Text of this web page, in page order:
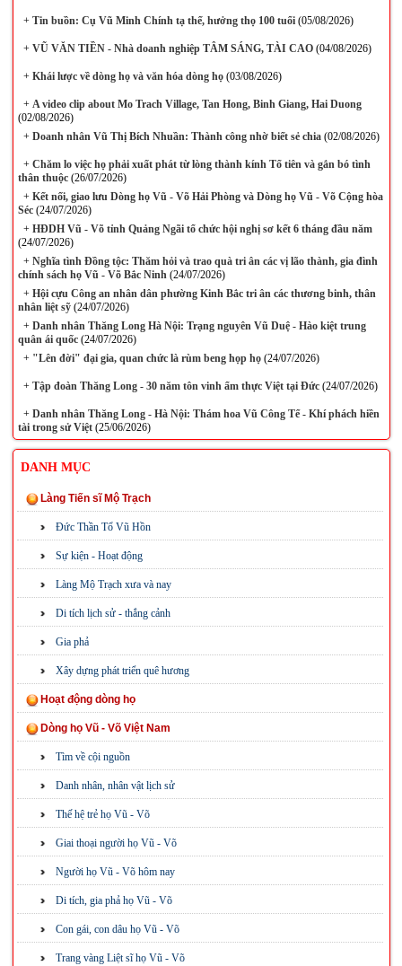
+Tin buồn: Cụ Vũ Minh Chính tạ thế, hưởng thọ 100 tuổi(05/08/2026)
+VŨ VĂN TIỀN - Nhà doanh nghiệp TÂM SÁNG, TÀI CAO(04/08/2026)
+Khái lược về dòng họ và văn hóa dòng họ(03/08/2026)
+A video clip about Mo Trach Village, Tan Hong, Binh Giang, Hai Duong
(02/08/2026)
+Doanh nhân Vũ Thị Bích Nhuần: Thành công nhờ biết sẻ chia(02/08/2026)
+Chăm lo việc họ phải xuất phát từ lòng thành kính Tổ tiên và gắn bó tình
thân thuộc(26/07/2026)
+Kết nối, giao lưu Dòng họ Vũ - Võ Hải Phòng và Dòng họ Vũ - Võ Cộng hòa
Séc(24/07/2026)
+HĐDH Vũ - Võ tỉnh Quảng Ngãi tổ chức hội nghị sơ kết 6 tháng đầu năm
(24/07/2026)
+Nghĩa tình Đồng tộc: Thăm hỏi và trao quà tri ân các vị lão thành, gia đình
chính sách họ Vũ - Võ Bắc Ninh(24/07/2026)
+Hội cựu Công an nhân dân phường Kinh Bắc tri ân các thương binh, thân
nhân liệt sỹ(24/07/2026)
+Danh nhân Thăng Long Hà Nội: Trạng nguyên Vũ Duệ - Hào kiệt trung
quân ái quốc(24/07/2026)
+"Lên đời" đại gia, quan chức là rùm beng họp họ(24/07/2026)
+Tập đoàn Thăng Long - 30 năm tôn vinh ẩm thực Việt tại Đức(24/07/2026)
+Danh nhân Thăng Long - Hà Nội: Thám hoa Vũ Công Tể - Khí phách hiền
tài trong sử Việt(25/06/2026)
DANH MỤC
Làng Tiến sĩ Mộ Trạch
Đức Thần Tổ Vũ Hồn
Sự kiện - Hoạt động
Làng Mộ Trạch xưa và nay
Di tích lịch sử - thắng cảnh
Gia phả
Xây dựng phát triển quê hương
Hoạt động dòng họ
Dòng họ Vũ - Võ Việt Nam
Tìm về cội nguồn
Danh nhân, nhân vật lịch sử
Thế hệ trẻ họ Vũ - Võ
Giai thoại người họ Vũ - Võ
Người họ Vũ - Võ hôm nay
Di tích, gia phả họ Vũ - Võ
Con gái, con dâu họ Vũ - Võ
Trang vàng Liệt sĩ họ Vũ - Võ